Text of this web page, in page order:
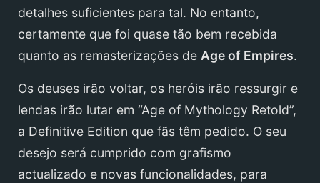
detalhes suficientes para tal. No entanto,
certamente que foi quase tão bem recebida
quanto as remasterizações de Age of Empires.
Os deuses irão voltar, os heróis irão ressurgir e
lendas irão lutar em “Age of Mythology Retold”,
a Definitive Edition que fãs têm pedido. O seu
desejo será cumprido com grafismo
actualizado e novas funcionalidades, para